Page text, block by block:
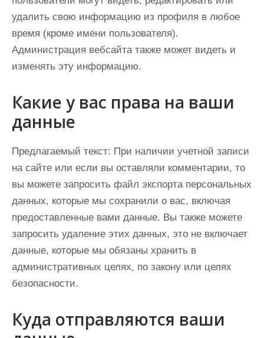
удалить свою информацию из профиля в любое
время (кроме имени пользователя).
Администрация вебсайта также может видеть и
изменять эту информацию.
Какие у вас права на ваши
данные
Предлагаемый текст: При наличии учетной записи
на сайте или если вы оставляли комментарии, то
вы можете запросить файл экспорта персональных
данных, которые мы сохранили о вас, включая
предоставленные вами данные. Вы также можете
запросить удаление этих данных, это не включает
данные, которые мы обязаны хранить в
административных целях, по закону или целях
безопасности.
Куда отправляются ваши